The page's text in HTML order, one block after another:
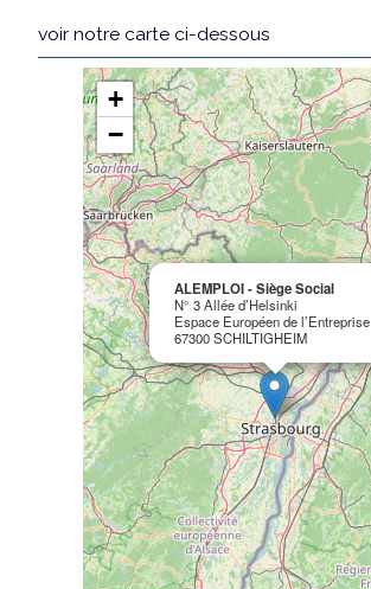
voir notre carte ci-dessous
ALEMPLOI - Siège Social
N° 3 Allée d’Helsinki
Espace Européen de l’Entreprise
67300 SCHILTIGHEIM
+
−